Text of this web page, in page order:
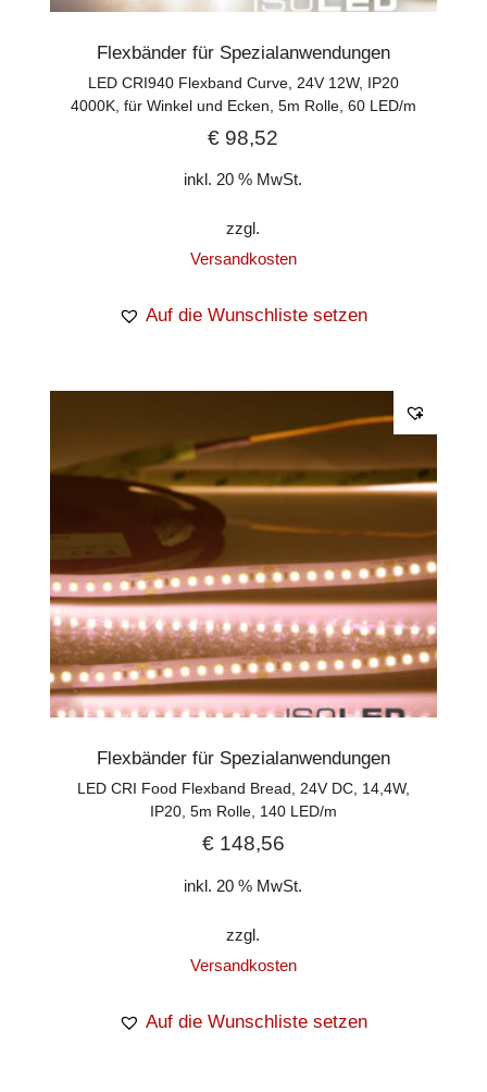
Flexbänder für Spezialanwendungen
LED CRI940 Flexband Curve, 24V 12W, IP20
4000K, für Winkel und Ecken, 5m Rolle, 60 LED/m
€ 98,52
inkl. 20 % MwSt.
zzgl.
Versandkosten
Auf die Wunschliste setzen
Flexbänder für Spezialanwendungen
LED CRI Food Flexband Bread, 24V DC, 14,4W,
IP20, 5m Rolle, 140 LED/m
€148,56
inkl. 20 % MwSt.
zzgl.
Versandkosten
Auf die Wunschliste setzen